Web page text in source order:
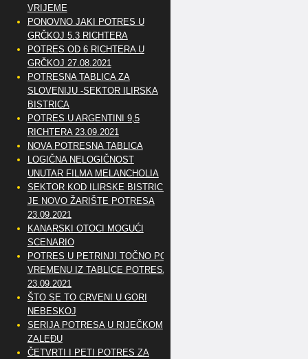
VRIJEME
PONOVNO JAKI POTRES U
GRČKOJ 5.3 RICHTERA
POTRES OD 6 RICHTERA U
GRČKOJ 27.08.2021
POTRESNA TABLICA ZA
SLOVENIJU -SEKTOR ILIRSKA
BISTRICA
POTRES U ARGENTINI 9,5
RICHTERA 23.09.2021
NOVA POTRESNA TABLICA
LOGIČNA NELOGIČNOST
UNUTAR FILMA MELANCHOLIA
SEKTOR KOD ILIRSKE BISTRICE
JE NOVO ŽARIŠTE POTRESA
23.09.2021
KANARSKI OTOCI MOGUĆI
SCENARIO
POTRES U PETRINJI TOČNO PO
VREMENU IZ TABLICE POTRESA
23.09.2021
ŠTO SE TO CRVENI U GORI
NEBESKOJ
SERIJA POTRESA U RIJEČKOM
ZALEĐU
ČETVRTI I PETI POTRES ZA